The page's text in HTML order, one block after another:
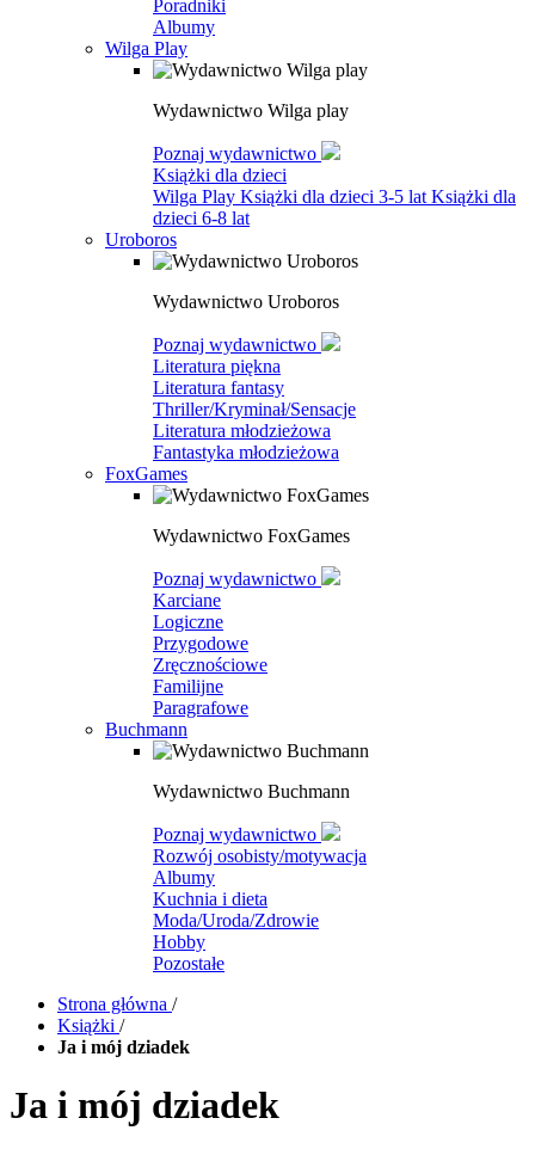
Poradniki
Albumy
Wilga Play
Wydawnictwo Wilga play
Poznaj wydawnictwo
Książki dla dzieci
Wilga Play Książki dla dzieci 3-5 lat Książki dla
dzieci 6-8 lat
Uroboros
Wydawnictwo Uroboros
Poznaj wydawnictwo
Literatura piękna
Literatura fantasy
Thriller/Kryminał/Sensacje
Literatura młodzieżowa
Fantastyka młodzieżowa
FoxGames
Wydawnictwo FoxGames
Poznaj wydawnictwo
Karciane
Logiczne
Przygodowe
Zręcznościowe
Familijne
Paragrafowe
Buchmann
Wydawnictwo Buchmann
Poznaj wydawnictwo
Rozwój osobisty/motywacja
Albumy
Kuchnia i dieta
Moda/Uroda/Zdrowie
Hobby
Pozostałe
Strona główna /
Książki /
Ja i mój dziadek
Ja i mój dziadek